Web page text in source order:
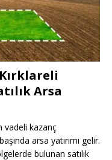
Arsa
vadeli kazanç
arsa yatırımı gelir.
bulunan satılık